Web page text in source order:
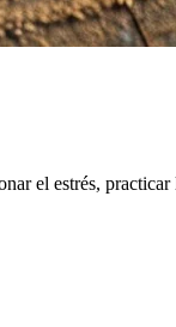
el estrés,